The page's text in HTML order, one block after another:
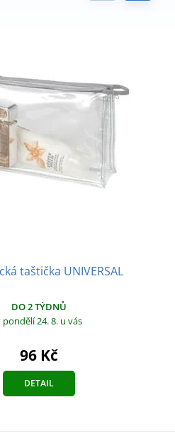
taštička UNIVERSAL
DO 2 TÝDNŮ
pondělí 24. 8. u vás
96 Kč
DETAIL